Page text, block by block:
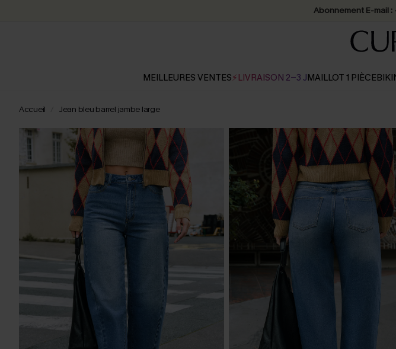
* Livraison éclair
MEILLEURES VENTES⚡LIVRAISON 2-3 JMAILLOT 1 PIÈCE
Accueil Jean bleu barrel jambe large